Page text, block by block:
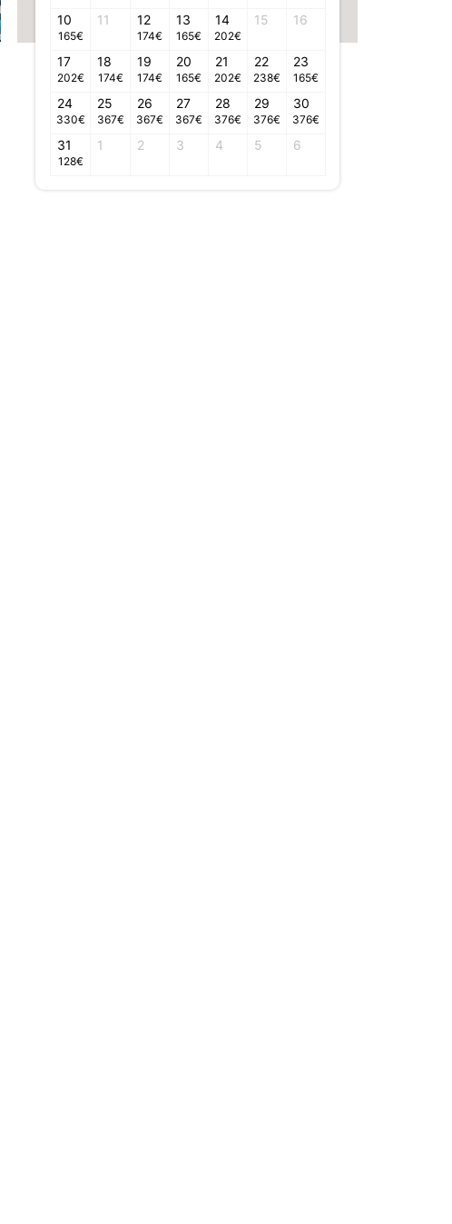
10
165€
11 12
174€
13
165€
14
202€
15 16
17
202€
18
174€
19
174€
20
165€
21
202€
22
238€
23
165€
24
330€
25
367€
26
367€
27
367€
28
376€
29
376€
30
376€
31
128€
1 2 3 4 5 6